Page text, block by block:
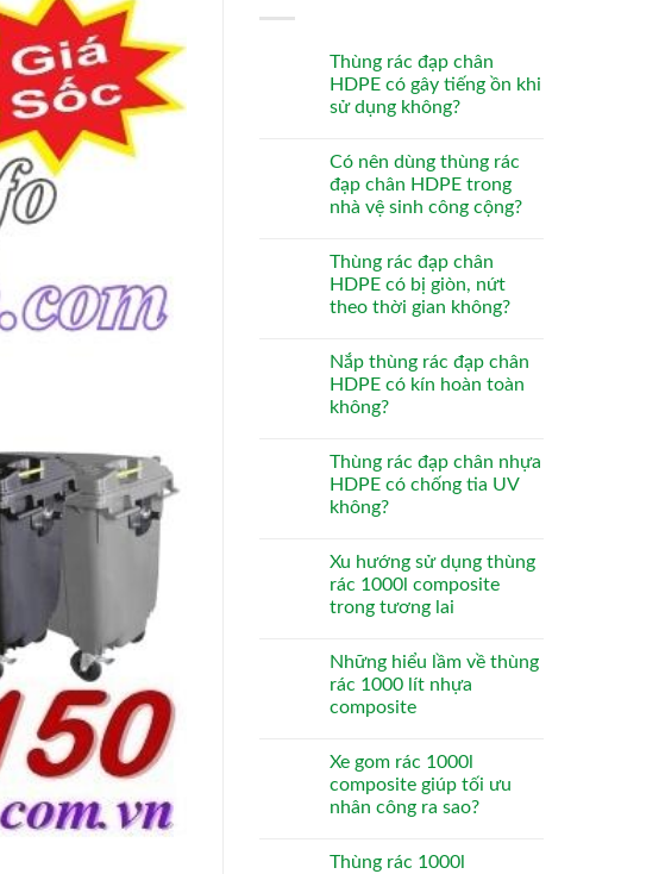
Thùng rác đạp chân
HDPE có gây tiếng ồn khi
sử dụng không?
Có nên dùng thùng rác
đạp chân HDPE trong
nhà vệ sinh công cộng?
Thùng rác đạp chân
HDPE có bị giòn, nứt
theo thời gian không?
Nắp thùng rác đạp chân
HDPE có kín hoàn toàn
không?
Thùng rác đạp chân nhựa
HDPE có chống tia UV
không?
Xu hướng sử dụng thùng
rác 1000l composite
trong tương lai
Những hiểu lầm về thùng
rác 1000 lít nhựa
composite
Xe gom rác 1000l
composite giúp tối ưu
nhân công ra sao?
Thùng rác 1000l